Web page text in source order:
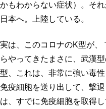
かもわからない症状）。そ
日本へ。上陸している。
実は、このコロナのK型が
らやってきたまさに、武漢
型、これは、非常に強い毒
免疫細胞を送り出して、撃
は、すでに免疫細胞を取得